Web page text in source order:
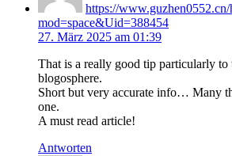
https://www.guzhen0552.cn/
mod=space&Uid=388454
27. März 2025 am 01:39
That is a really good tip particularly to
blogosphere.
Short but very accurate info… Many
one.
A must read article!
Antworten